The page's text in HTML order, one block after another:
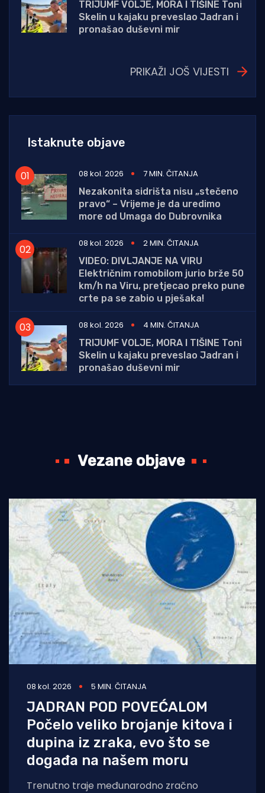
TRIJUMF VOLJE, MORA I TIŠINE Toni
Skelin u kajaku preveslao Jadran i
pronašao duševni mir
PRIKAŽI JOŠ VIJESTI
Istaknute objave
08 kol. 2026
7 MIN. ČITANJA
Nezakonita sidrišta nisu „stečeno
pravo“ – Vrijeme je da uredimo
more od Umaga do Dubrovnika
08 kol. 2026
2 MIN. ČITANJA
VIDEO: DIVLJANJE NA VIRU
Električnim romobilom jurio brže 50
km/h na Viru, pretjecao preko pune
crte pa se zabio u pješaka!
08 kol. 2026
4 MIN. ČITANJA
TRIJUMF VOLJE, MORA I TIŠINE Toni
Skelin u kajaku preveslao Jadran i
pronašao duševni mir
Vezane objave
08 kol. 2026 5 MIN. ČITANJA
JADRAN POD POVEĆALOM
Počelo veliko brojanje kitova i
dupina iz zraka, evo što se
događa na našem moru
Trenutno traje međunarodno zračno